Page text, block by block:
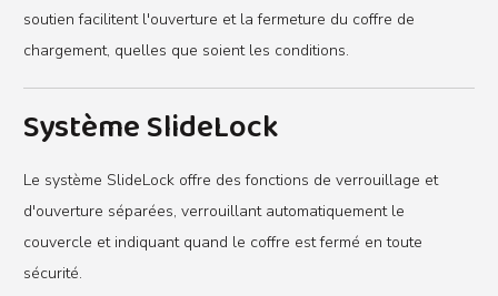
soutien facilitent l'ouverture et la fermeture du coffre de
chargement, quelles que soient les conditions.
Système SlideLock
Le système SlideLock offre des fonctions de verrouillage et
d'ouverture séparées, verrouillant automatiquement le
couvercle et indiquant quand le coffre est fermé en toute
sécurité.